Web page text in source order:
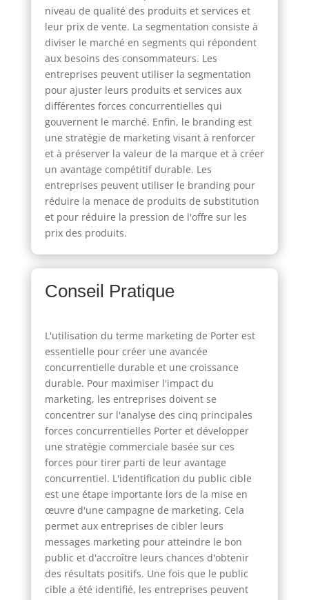
niveau de qualité des produits et services et
leur prix de vente. La segmentation consiste à
diviser le marché en segments qui répondent
aux besoins des consommateurs. Les
entreprises peuvent utiliser la segmentation
pour ajuster leurs produits et services aux
différentes forces concurrentielles qui
gouvernent le marché. Enfin, le branding est
une stratégie de marketing visant à renforcer
et à préserver la valeur de la marque et à créer
un avantage compétitif durable. Les
entreprises peuvent utiliser le branding pour
réduire la menace de produits de substitution
et pour réduire la pression de l'offre sur les
prix des produits.
Conseil Pratique
L'utilisation du terme marketing de Porter est
essentielle pour créer une avancée
concurrentielle durable et une croissance
durable. Pour maximiser l'impact du
marketing, les entreprises doivent se
concentrer sur l'analyse des cinq principales
forces concurrentielles Porter et développer
une stratégie commerciale basée sur ces
forces pour tirer parti de leur avantage
concurrentiel. L'identification du public cible
est une étape importante lors de la mise en
œuvre d'une campagne de marketing. Cela
permet aux entreprises de cibler leurs
messages marketing pour atteindre le bon
public et d'accroître leurs chances d'obtenir
des résultats positifs. Une fois que le public
cible a été identifié, les entreprises peuvent